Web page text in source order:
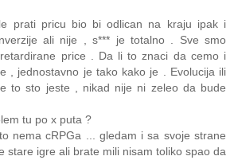
prati pricu bio bi odlican na kraju ipak i
ali nije , s*** je totalno . Sve smo
price . Da li to znaci da cemo i
, jednostavno je tako kako je . Evolucija ili
to sto jeste , nikad nije ni zeleo da bude
tu po x puta ?
nema cRPGa ... gledam i sa svoje strane
stare igre ali brate mili nisam toliko spao da